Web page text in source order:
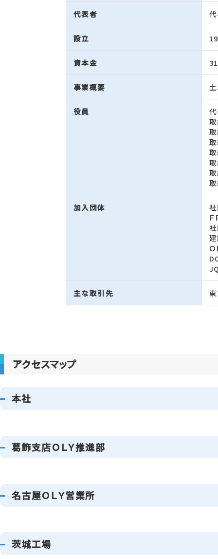
代表者
設立
資本金
事業概要
役員
加入団体
主な取引先
アクセスマップ
本社
葛飾支店ＯＬＹ推進部
名古屋ＯＬＹ営業所
茨城工場